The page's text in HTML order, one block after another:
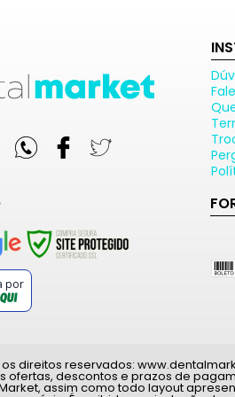
por
direitos reservados:
ofertas, descontos e prazos de
assim como todo layout